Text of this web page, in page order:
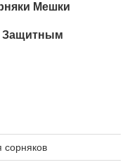
Мешки
Защитным